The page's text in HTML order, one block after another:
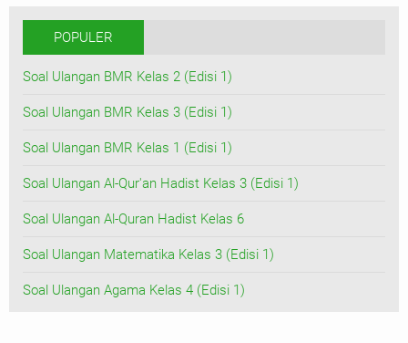
POPULER
Soal Ulangan BMR Kelas 2 (Edisi 1)
Soal Ulangan BMR Kelas 3 (Edisi 1)
Soal Ulangan BMR Kelas 1 (Edisi 1)
Soal Ulangan Al-Qur'an Hadist Kelas 3 (Edisi 1)
Soal Ulangan Al-Quran Hadist Kelas 6
Soal Ulangan Matematika Kelas 3 (Edisi 1)
Soal Ulangan Agama Kelas 4 (Edisi 1)